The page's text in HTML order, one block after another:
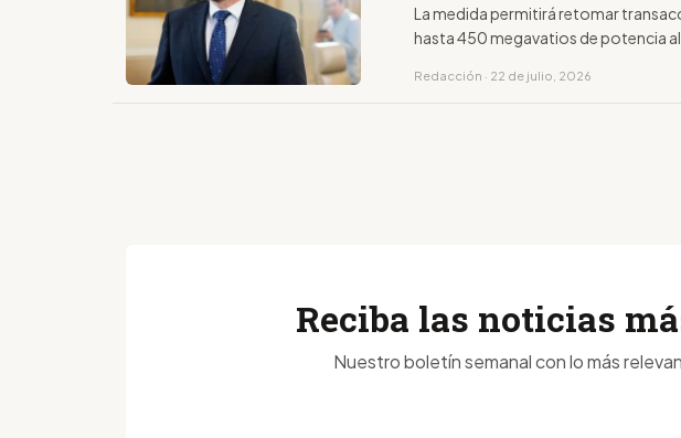
La medida permitirá retomar
hasta 450 megavatios de potencia
Redacción · 22 de julio, 2026
Reciba las noticias
Nuestro boletín semanal con lo más